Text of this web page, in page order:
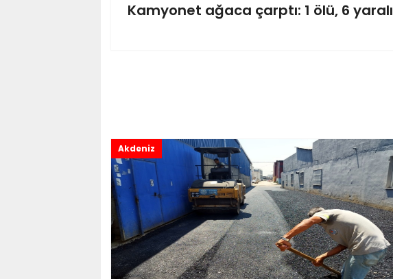
Kamyonet ağaca çarptı: 1 ölü, 6 yaralı
Akdeniz